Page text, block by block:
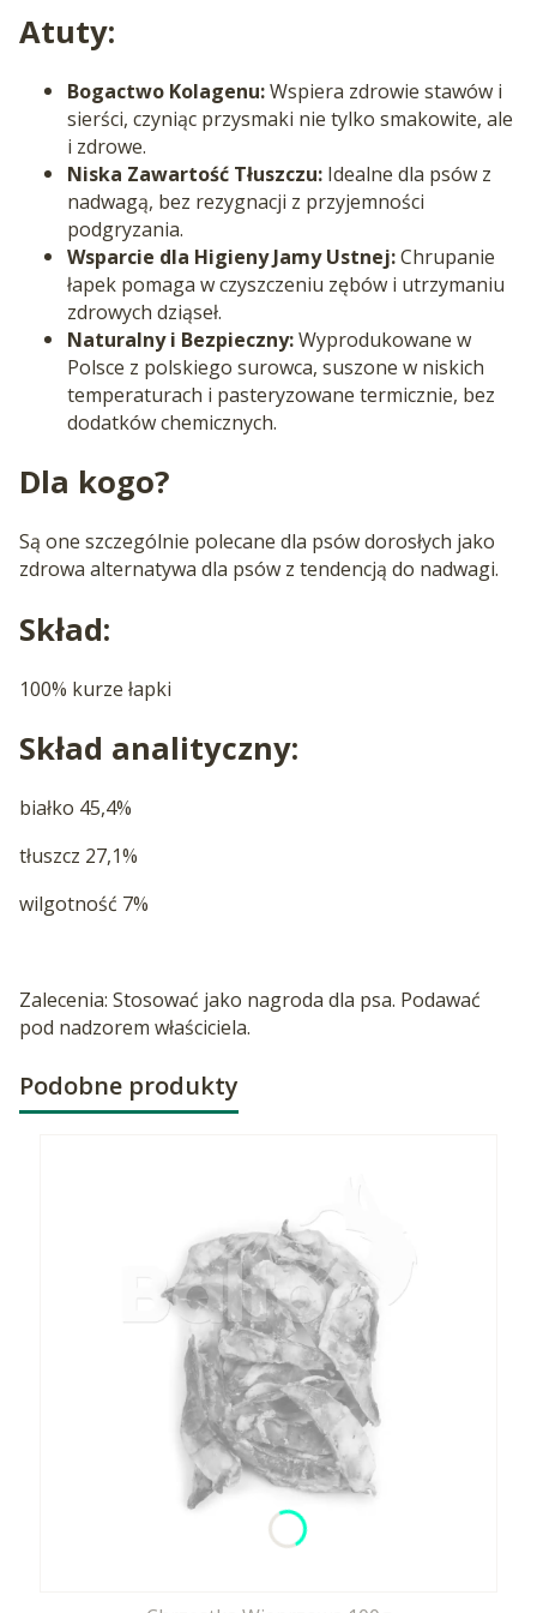
Atuty:
Bogactwo Kolagenu:Wspiera zdrowie stawów i
sierści, czyniąc przysmaki nie tylko smakowite, ale
i zdrowe.
Niska Zawartość Tłuszczu: Idealne dla psów z
nadwagą, bez rezygnacji z przyjemności
podgryzania.
Wsparcie dla Higieny Jamy Ustnej:Chrupanie
łapek pomaga w czyszczeniu zębów i utrzymaniu
zdrowych dziąseł.
Naturalny i Bezpieczny:Wyprodukowane w
Polsce z polskiego surowca, suszone w niskich
temperaturach i pasteryzowane termicznie, bez
dodatków chemicznych.
Dla kogo?
Są one szczególnie polecane dla psów dorosłych jako
zdrowa alternatywa dla psów z tendencją do nadwagi.
Skład:
100% kurze łapki
Skład analityczny:
białko 45,4%
tłuszcz 27,1%
wilgotność 7%
Zalecenia: Stosować jako nagroda dla psa. Podawać
pod nadzorem właściciela.
Podobne produkty